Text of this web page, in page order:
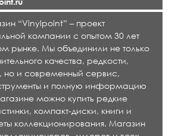
“Vinylpoint” – проект
компании с опытом 30 лет
рынке. Мы объединили не только
качества, редкости,
но и современный сервис,
и полную информацию
можно купить редкие
компакт-диски, книги и
коллекционирования. Магазин